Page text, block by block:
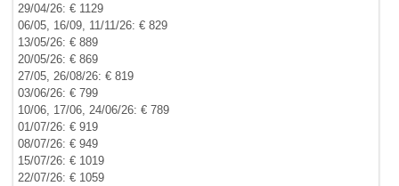
29/04/26: € 1129
06/05, 16/09, 11/11/26: € 829
13/05/26: € 889
20/05/26: € 869
27/05, 26/08/26: € 819
03/06/26: € 799
10/06, 17/06, 24/06/26: € 789
01/07/26: € 919
08/07/26: € 949
15/07/26: € 1019
22/07/26: € 1059